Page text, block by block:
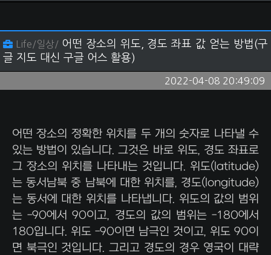
Life/일상/ 어떤 장소의 위도, 경도 좌표 값 얻는 방법(구
글 지도 대신 구글 어스 활용)
2022-04-08 20:49:09
어떤 장소의 정확한 위치를 두 개의 숫자로 나타낼 수
있는 방법이 있습니다. 그것은 바로 위도, 경도 좌표로
그 장소의 위치를 나타내는 것입니다. 위도(latitude)
는 동서남북 중 남북에 대한 위치를, 경도(longitude)
는 동서에 대한 위치를 나타냅니다. 위도의 값의 범위
는 -90에서 90이고, 경도의 값의 범위는 -180에서
180입니다. 위도 -90이면 남극인 것이고, 위도 90이
면 북극인 것입니다. 그리고 경도의 경우 영국이 대략